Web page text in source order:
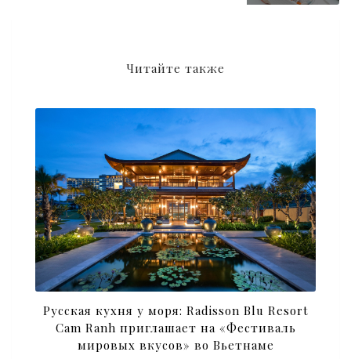
Читайте также
Русская кухня у моря: Radisson Blu Resort
Cam Ranh приглашает на «Фестиваль
мировых вкусов» во Вьетнаме